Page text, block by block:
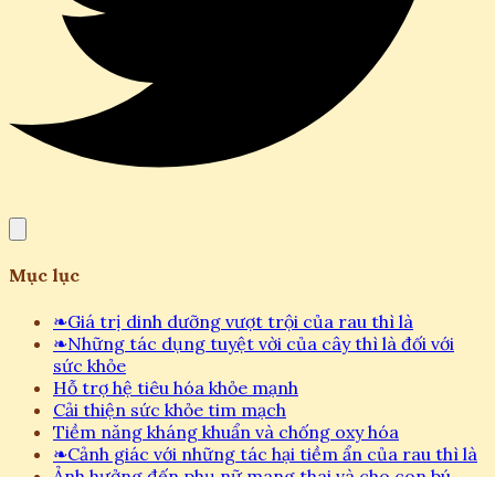
Mục lục
❧Giá trị dinh dưỡng vượt trội của rau thì là
❧Những tác dụng tuyệt vời của cây thì là đối với
sức khỏe
Hỗ trợ hệ tiêu hóa khỏe mạnh
Cải thiện sức khỏe tim mạch
Tiềm năng kháng khuẩn và chống oxy hóa
❧Cảnh giác với những tác hại tiềm ẩn của rau thì là